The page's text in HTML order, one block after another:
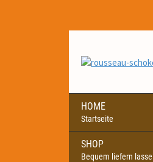
HOME
Startseite
SHOP
Bequem liefern